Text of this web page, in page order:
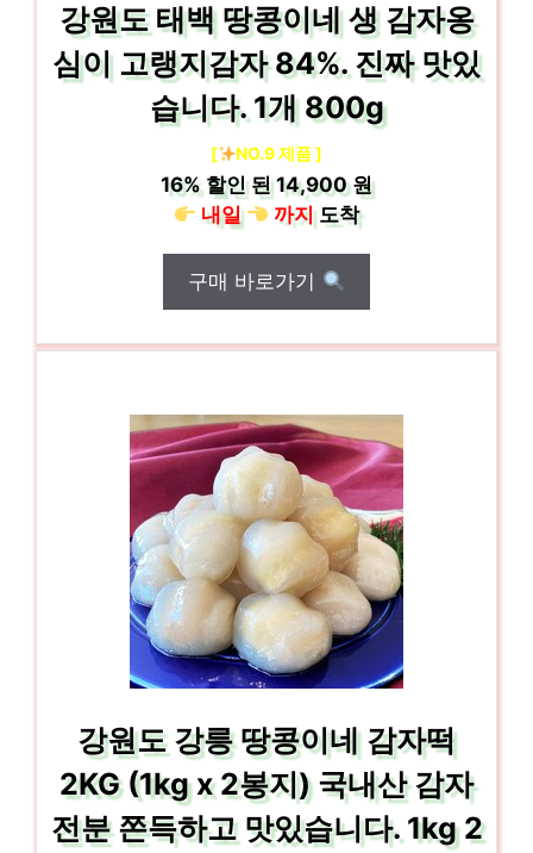
강원도 태백 땅콩이네 생 감자옹
심이 고랭지감자 84%. 진짜 맛있
습니다. 1개 800g
[ NO.9 제품 ]
16%할인 된14,900 원
내일
까지도착
구매 바로가기
강원도 강릉 땅콩이네 감자떡
2KG (1kg x 2봉지) 국내산 감자
전분 쫀득하고 맛있습니다. 1kg 2